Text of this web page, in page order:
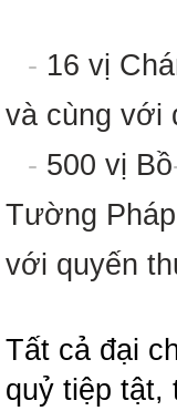
- 16 vị
và cùng với
- 500 vị Bồ
Tường
với quyến
Tất cả đại
quỷ tiệp tật,